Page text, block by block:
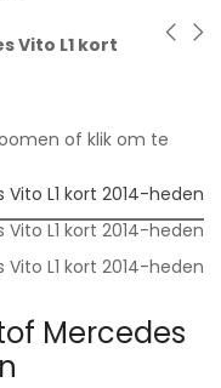
Vito L1 kort
of klik om te
Mercedes